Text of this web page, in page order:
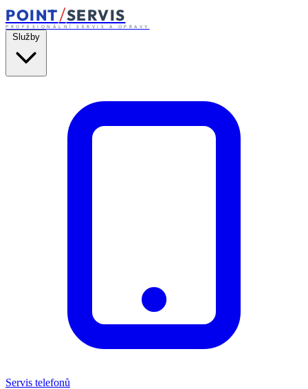
POINT/SERVIS
PROFESIONÁLNÍ SERVIS A OPRAVY
Služby
Servis telefonů